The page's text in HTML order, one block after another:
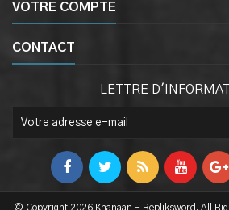
VOTRE COMPTE
CONTACT
LETTRE
© Copyright 2026 Khanaan - Repliksword. All